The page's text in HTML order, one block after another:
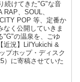
続けてきた"G"な音
、SOUL、
POP 等、定番か
なく公開していきま
"G"の温泉を、ごゆ
近況】Lil'Yukichi &
プホップ・ディスク
）に寄稿させていた